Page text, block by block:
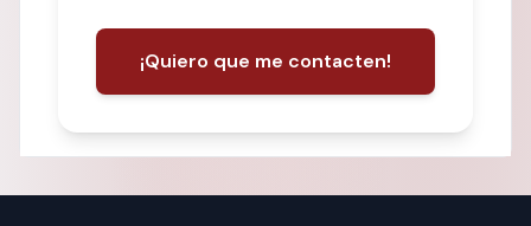
¡Quiero que me contacten!